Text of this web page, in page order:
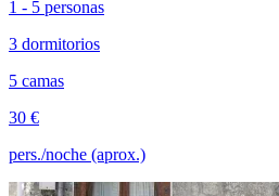
1 - 5 personas
3 dormitorios
5 camas
30 €
pers./noche (aprox.)